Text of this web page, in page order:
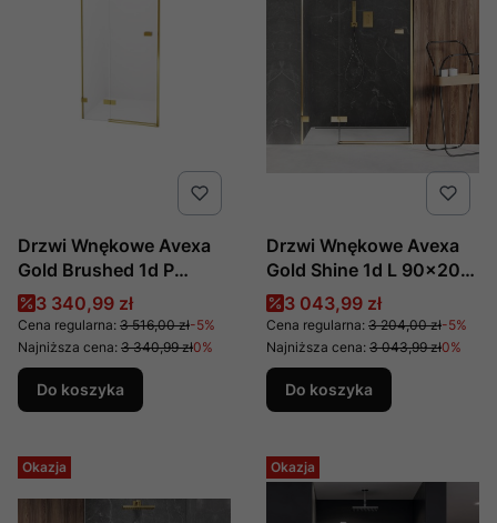
Drzwi Wnękowe Avexa
Gold Brushed 1d P
90x200 Czyste 6mm
Active Shield 2.0 ,
Producent: New Trendy,
Numer Kat: Exk-1717
Cena promocyjna
3 340,99 zł
Cena regularna: 3 516,00 zł-5%
Najniższa cena: 3 340,99 zł0%
Do koszyka
Drzwi Wnękowe Avexa
Gold Shine 1d L 90x200
Czyste 6mm Active
Shield 2.0 , Producent:
New Trendy, Numer Kat:
Exk-1632
Cena promocyjna
3 043,99 zł
Cena regularna: 3 204,00 zł-5%
Najniższa cena: 3 043,99 zł0%
Do koszyka
Okazja Okazja